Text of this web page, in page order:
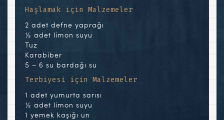
Haşlamak için Malzemeler
2 adet defne yaprağı
½ adet limon suyu
Tuz
Karabiber
5 – 6 su bardağı su
Terbiyesi için Malzemeler
1 adet yumurta sarısı
½ adet limon suyu
1 yemek kaşığı un